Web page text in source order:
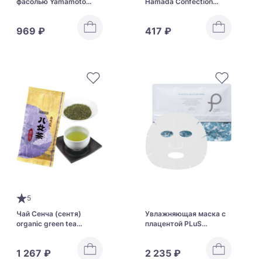
969 ₽ 417 ₽
5
Чай Сенча (сентя)
organic green tea
1 267 ₽
Увлажняющая маска с
плацентой PLuS
2 235 ₽